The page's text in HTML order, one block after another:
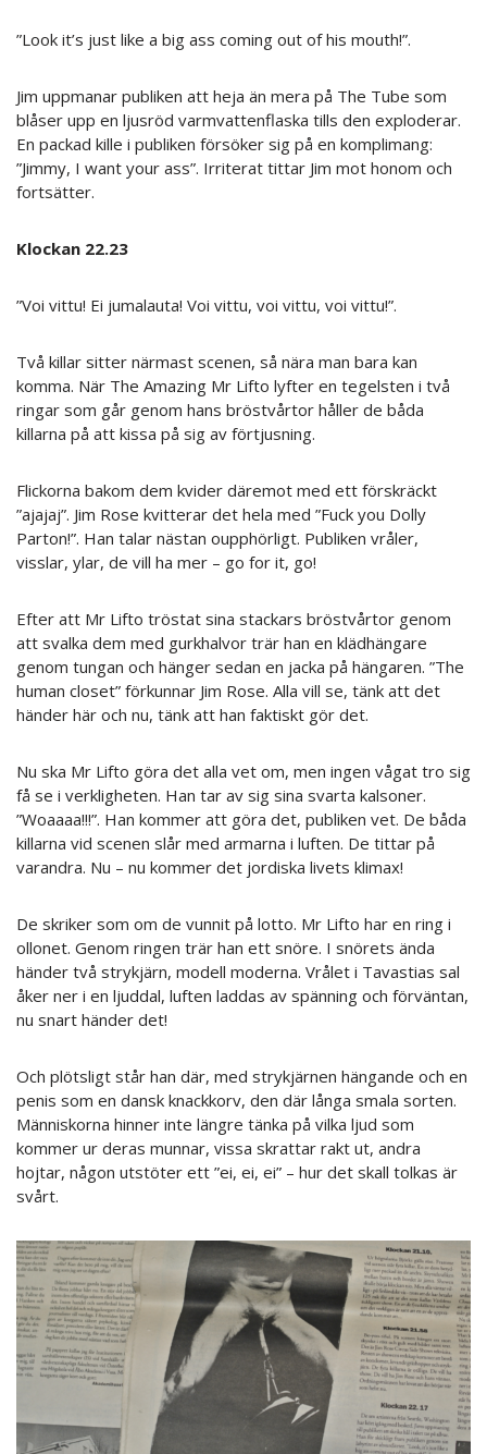
”Look it’s just like a big ass coming out of his mouth!”.
Jim uppmanar publiken att heja än mera på The Tube som
blåser upp en ljusröd varmvattenflaska tills den exploderar.
En packad kille i publiken försöker sig på en komplimang:
”Jimmy, I want your ass”. Irriterat tittar Jim mot honom och
fortsätter.
Klockan 22.23
”Voi vittu! Ei jumalauta! Voi vittu, voi vittu, voi vittu!”.
Två killar sitter närmast scenen, så nära man bara kan
komma. När The Amazing Mr Lifto lyfter en tegelsten i två
ringar som går genom hans bröstvårtor håller de båda
killarna på att kissa på sig av förtjusning.
Flickorna bakom dem kvider däremot med ett förskräckt
”ajajaj”. Jim Rose kvitterar det hela med ”Fuck you Dolly
Parton!”. Han talar nästan oupphörligt. Publiken vråler,
visslar, ylar, de vill ha mer – go for it, go!
Efter att Mr Lifto tröstat sina stackars bröstvårtor genom
att svalka dem med gurkhalvor trär han en klädhängare
genom tungan och hänger sedan en jacka på hängaren. ”The
human closet” förkunnar Jim Rose. Alla vill se, tänk att det
händer här och nu, tänk att han faktiskt gör det.
Nu ska Mr Lifto göra det alla vet om, men ingen vågat tro sig
få se i verkligheten. Han tar av sig sina svarta kalsoner.
”Woaaaa!!!”. Han kommer att göra det, publiken vet. De båda
killarna vid scenen slår med armarna i luften. De tittar på
varandra. Nu – nu kommer det jordiska livets klimax!
De skriker som om de vunnit på lotto. Mr Lifto har en ring i
ollonet. Genom ringen trär han ett snöre. I snörets ända
händer två strykjärn, modell moderna. Vrålet i Tavastias sal
åker ner i en ljuddal, luften laddas av spänning och förväntan,
nu snart händer det!
Och plötsligt står han där, med strykjärnen hängande och en
penis som en dansk knackkorv, den där långa smala sorten.
Människorna hinner inte längre tänka på vilka ljud som
kommer ur deras munnar, vissa skrattar rakt ut, andra
hojtar, någon utstöter ett ”ei, ei, ei” – hur det skall tolkas är
svårt.